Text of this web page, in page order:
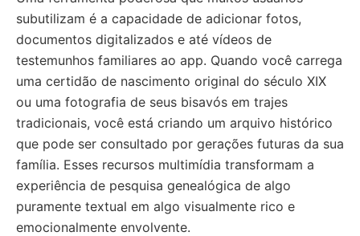
subutilizam é a capacidade de adicionar fotos,
documentos digitalizados e até vídeos de
testemunhos familiares ao app. Quando você carrega
uma certidão de nascimento original do século XIX
ou uma fotografia de seus bisavós em trajes
tradicionais, você está criando um arquivo histórico
que pode ser consultado por gerações futuras da sua
família. Esses recursos multimídia transformam a
experiência de pesquisa genealógica de algo
puramente textual em algo visualmente rico e
emocionalmente envolvente.